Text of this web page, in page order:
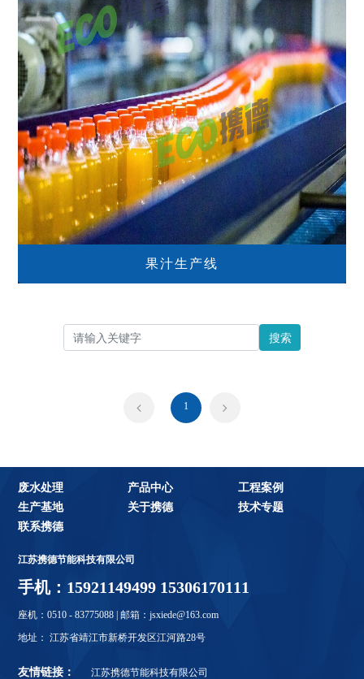
果汁生产线
搜索
1
废水处理 产品中心
工程案例
生产基地
关于携德
技术专题
联系携德
江苏携德节能科技有限公司
手机：15921149499 15306170111
座机：0510 - 83775088 | 邮箱：jsxiede@163.com
地址： 江苏省靖江市新桥开发区江河路28号
友情链接： 江苏携德节能科技有限公司